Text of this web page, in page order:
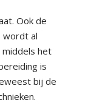
Ook de
wordt al
het
is
bij de